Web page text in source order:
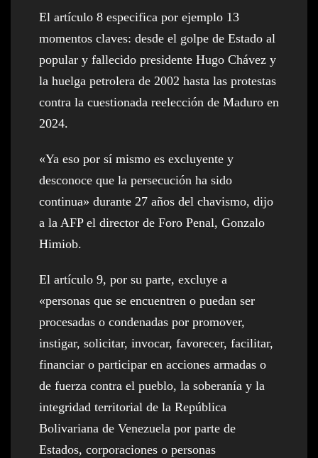
El artículo 8 especifica por ejemplo 13
momentos claves: desde el golpe de Estado al
popular y fallecido presidente Hugo Chávez y
la huelga petrolera de 2002 hasta las protestas
contra la cuestionada reelección de Maduro en
2024.
«Ya eso por sí mismo es excluyente y
desconoce que la persecución ha sido
continua» durante 27 años del chavismo, dijo
a la AFP el director de Foro Penal, Gonzalo
Himiob.
El artículo 9, por su parte, excluye a
«personas que se encuentren o puedan ser
procesadas o condenadas por promover,
instigar, solicitar, invocar, favorecer, facilitar,
financiar o participar en acciones armadas o
de fuerza contra el pueblo, la soberanía y la
integridad territorial de la República
Bolivariana de Venezuela por parte de
Estados, corporaciones o personas